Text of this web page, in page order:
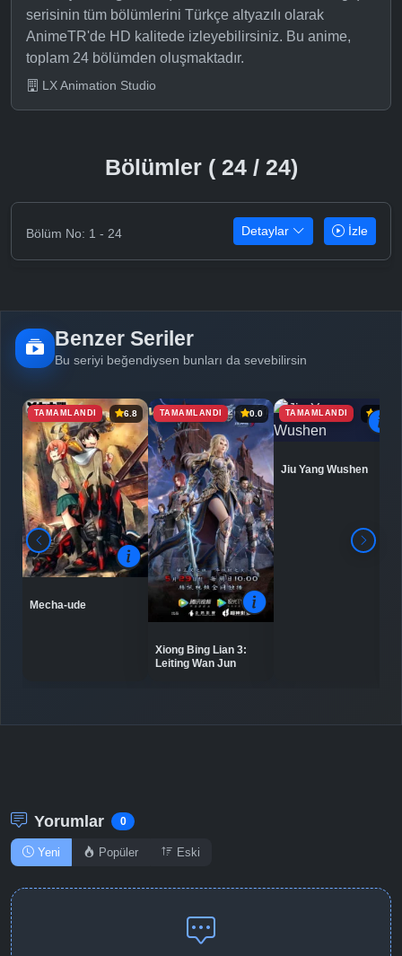
serisinin tüm bölümlerini Türkçe altyazılı olarak
AnimeTR'de HD kalitede izleyebilirsiniz. Bu anime,
toplam 24 bölümden oluşmaktadır.
LX Animation Studio
Bölümler ( 24 / 24)
Bölüm No: 1 - 24 Detaylar İzle
Benzer Seriler
Bu seriyi beğendiysen bunları da sevebilirsin
TAMAMLANDI 6.8
Mecha-ude
TAMAMLANDI 0.0
Xiong Bing Lian 3:
Leiting Wan Jun
TAMAMLANDI 6.9
Jiu Yang Wushen
Yorumlar 0
Yeni Popüler Eski